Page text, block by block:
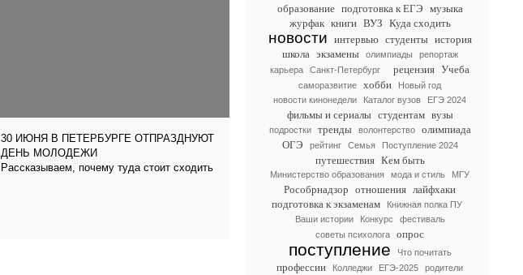
образование подготовка к ЕГЭ музыка
журфак книги ВУЗ Куда сходить
новости интервью студенты история
школа экзамены олимпиады
репортаж
карьера
Санкт-Петербург рецензия Учеба
саморазвитие хобби
Новый год
новости кинонедели
Каталог вузов ЕГЭ 2024
фильмы и сериалы студентам вузы
подростки тренды волонтерство
олимпиада
ОГЭ
рейтинг Семья Поступление 2024
путешествия Кем быть
Министерство образования мода и стиль МГУ
Рособрнадзор отношения лайфхаки
подготовка к экзаменам
Книжная полка ПУ
Ваши истории
Конкурс
фестиваль
советы психолога
опрос
поступление Что почитать
профессии Колледжи ЕГЭ-2025
родители
30 ИЮНЯ В ПЕТЕРБУРГЕ ОТПРАЗДНУЮТ
ДЕНЬ МОЛОДЕЖИ
Рассказываем, почему туда стоит сходить